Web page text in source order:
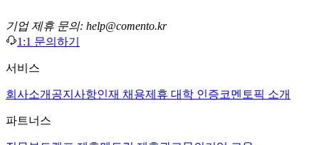
기업 제휴 문의: help@comento.kr
1:1 문의하기
서비스
회사소개 공지사항인재 채용제휴 대학 인증코멘토픽 소개
파트너스